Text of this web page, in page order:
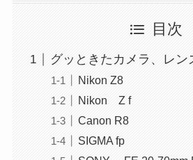
目次
グッときたカメラ、レン
Nikon Z8
Nikon Z f
Canon R8
SIGMA fp